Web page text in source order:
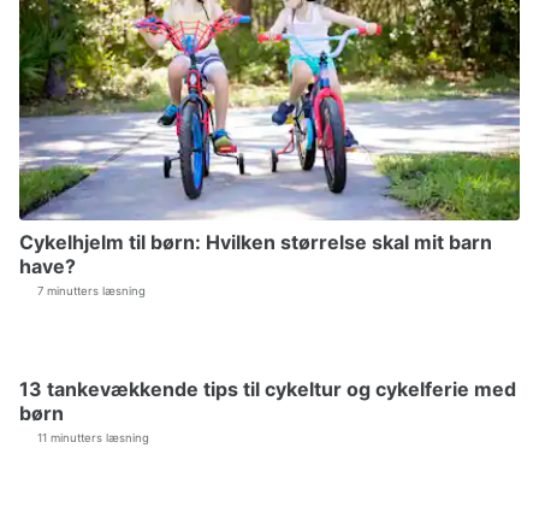
Cykelhjelm til børn: Hvilken størrelse skal mit barn
have?
7 minutters læsning
13 tankevækkende tips til cykeltur og cykelferie med
børn
11 minutters læsning